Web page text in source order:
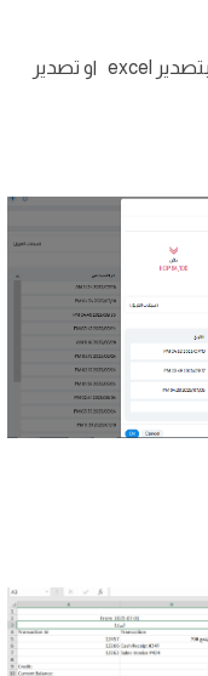
-نقدر نعمل تصدير لكشف حساب العميل بتصدير excel او تصدير